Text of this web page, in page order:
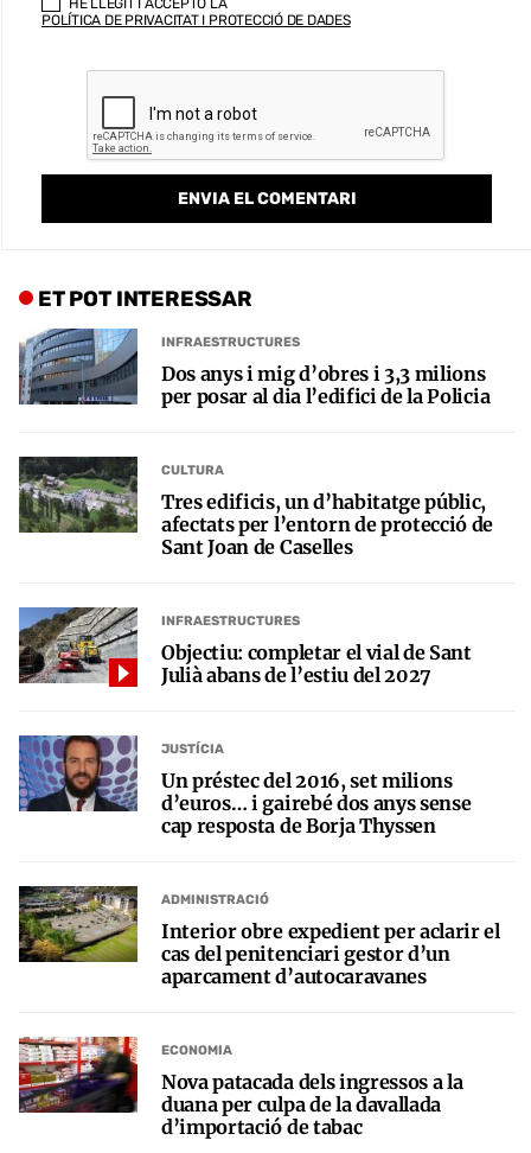
POLÍTICA DE PRIVACITAT I PROTECCIÓ DE DADES
ET POT INTERESSAR
INFRAESTRUCTURES
Dos anys i mig d’obres i 3,3 milions
per posar al dia l’edifici de la Policia
CULTURA
Tres edificis, un d’habitatge públic,
afectats per l’entorn de protecció de
Sant Joan de Caselles
INFRAESTRUCTURES
Objectiu: completar el vial de Sant
Julià abans de l’estiu del 2027
JUSTÍCIA
Un préstec del 2016, set milions
d’euros… i gairebé dos anys sense
cap resposta de Borja Thyssen
ADMINISTRACIÓ
Interior obre expedient per aclarir el
cas del penitenciari gestor d’un
aparcament d’autocaravanes
ECONOMIA
Nova patacada dels ingressos a la
duana per culpa de la davallada
d’importació de tabac